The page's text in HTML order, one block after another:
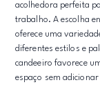
acolhedora perfeita
trabalho. A escolha
oferece uma
diferentes estilos e
candeeiro favorece
espaço sem